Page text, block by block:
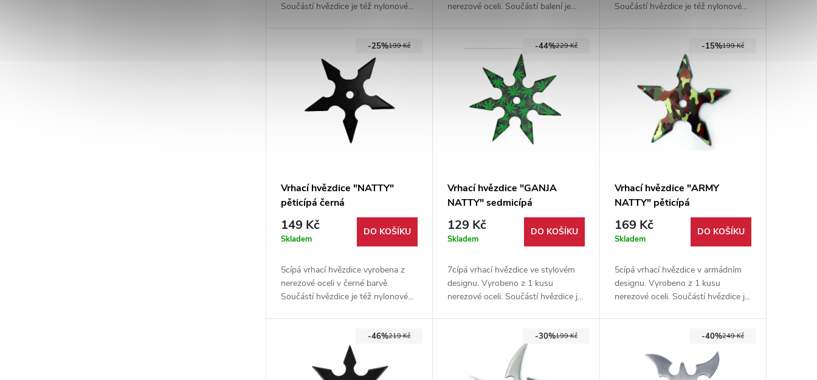
Součástí hvězdice je též nylonové
nerezové oceli. Součástí balení je
Součástí hvězdice je též nylonové
199 Kč
-25%
Vrhací hvězdice "NATTY"
pěticípá černá
149 Kč
Skladem
DO KOŠÍKU
5cípá vrhací hvězdice vyrobena z
nerezové oceli v černé barvě.
Součástí hvězdice je též nylonové
229 Kč
-44%
Vrhací hvězdice "GANJA
NATTY" sedmicípá
129 Kč
Skladem
DO KOŠÍKU
7cípá vrhací hvězdice ve stylovém
designu. Vyrobeno z 1 kusu
nerezové oceli. Součástí hvězdice je
199 Kč
-15%
Vrhací hvězdice "ARMY
NATTY" pěticípá
169 Kč
Skladem
DO KOŠÍKU
5cípá vrhací hvězdice v armádním
designu. Vyrobeno z 1 kusu
nerezové oceli. Součástí hvězdice je
219 Kč
-46% 199 Kč
-30% 249 Kč
-40%